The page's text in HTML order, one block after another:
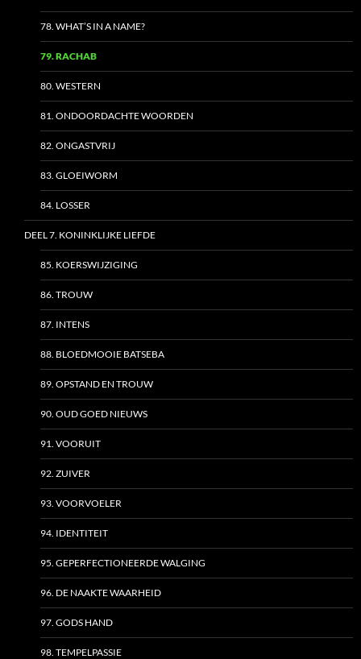
78. WHAT’S IN A NAME?
79. RACHAB
80. WESTERN
81. ONDOORDACHTE WOORDEN
82. ONGASTVRIJ
83. GLOEIWORM
84. LOSSER
DEEL 7. KONINKLIJKE LIEFDE
85. KOERSWIJZIGING
86. TROUW
87. INTENS
88. BLOEDMOOIE BATSEBA
89. OPSTAND EN TROUW
90. OUD GOED NIEUWS
91. VOORUIT
92. ZUIVER
93. VOORVOELER
94. IDENTITEIT
95. GEPERFECTIONEERDE WALGING
96. DE NAAKTE WAARHEID
97. GODS HAND
98. TEMPELPASSIE